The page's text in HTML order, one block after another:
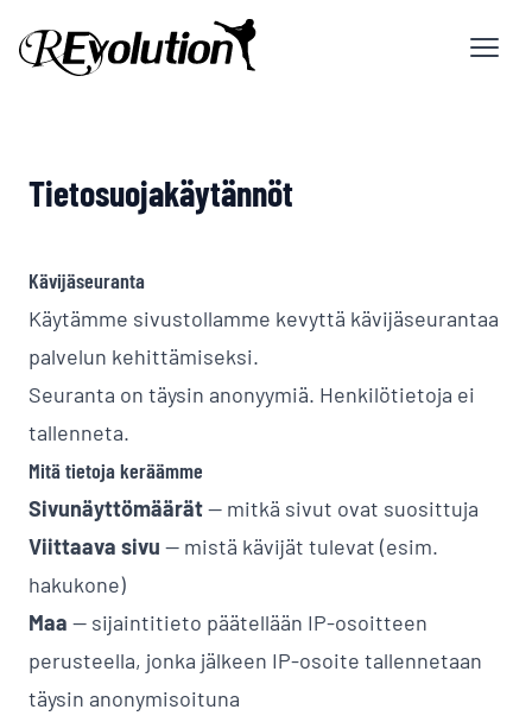
Tietosuojakäytännöt
Kävijäseuranta
Käytämme sivustollamme kevyttä kävijäseurantaa
palvelun kehittämiseksi.
Seuranta on täysin anonyymiä. Henkilötietoja ei
tallenneta.
Mitä tietoja keräämme
Sivunäyttömäärät-- mitkä sivut ovat suosittuja
Viittaava sivu -- mistä kävijät tulevat (esim.
hakukone)
Maa -- sijaintitieto päätellään IP-osoitteen
perusteella, jonka jälkeen IP-osoite tallennetaan
täysin anonymisoituna